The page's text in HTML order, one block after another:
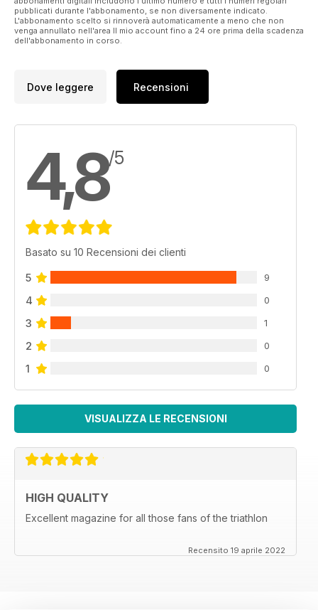
pubblicati durante l'abbonamento, se non diversamente indicato.
L'abbonamento scelto si rinnoverà automaticamente a meno che non
venga annullato nell'area Il mio account fino a 24 ore prima della scadenza
dell'abbonamento in corso.
Dove leggere Recensioni
4,8/5
Basato su 10 Recensioni dei clienti
5 9
4 0
3 1
2 0
1 0
VISUALIZZA LE RECENSIONI
HIGH QUALITY
Excellent magazine for all those fans of the triathlon
Recensito 19 aprile 2022